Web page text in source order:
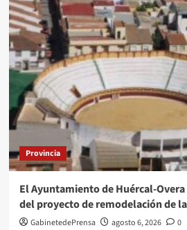
Provincia
El Ayuntamiento de Huércal-
del proyecto de remodelación de
GabinetedePrensa agosto 6, 2026 0